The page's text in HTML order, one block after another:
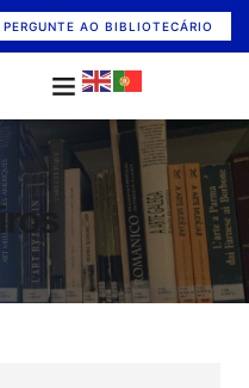
PERGUNTE AO BIBLIOTECÁRIO